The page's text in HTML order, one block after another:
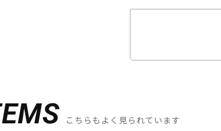
こちらもよく見られています